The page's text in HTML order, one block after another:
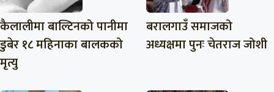
कैलालीमा बाल्टिनको पानीमा
डुबेर १८ महिनाका बालकको
मृत्यु
बरालगाउँ समाजको
अध्यक्षमा पुनः चेतराज जोशी